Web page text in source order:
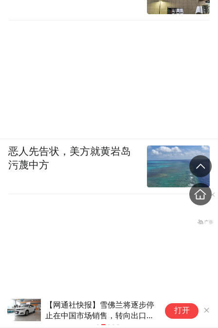
【网通社快报】雪佛兰终止在华
新车零售业务，转向出口制造
打开
恶人先告状，美方就黄岩岛
污蔑中方
“白海豚”与此前登陆浙江的